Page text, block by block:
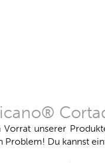
unserer
Problem! Du kannst